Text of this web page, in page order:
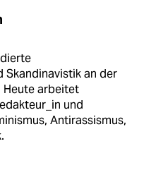
Skandinavistik an der
Heute arbeitet
und
Antirassismus,